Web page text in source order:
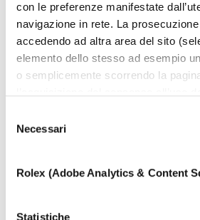
con le preferenze manifestate
navigazione in rete. La
accedendo ad altra area del sito
elemento dello stesso ad esempio
o semplicemente scorrendo la
impostazioni relative ai cookie
di cookie autorizzare (di
Nell’ipotesi in cui le impostazioni
non è possibile garantire il corretto
Per saperne di più, o negare il
delNecessari
Rolex (Adobe Analytics & Content
Statistiche